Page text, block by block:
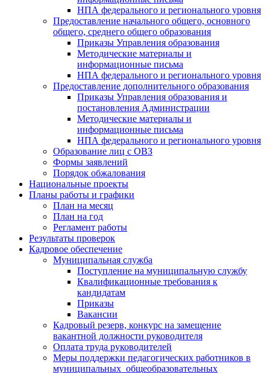
НПА федерального и регионального уровня
Предоставление начального общего, основного
общего, среднего общего образования
Приказы Управления образования
Методические материалы и
информационные письма
НПА федерального и регионального уровня
Предоставление дополнительного образования
Приказы Управления образования и
постановления Администрации
Методические материалы и
информационные письма
НПА федерального и регионального уровня
Образование лиц с ОВЗ
Формы заявлений
Порядок обжалования
Национальные проекты
Планы работы и графики
План на месяц
План на год
Регламент работы
Результаты проверок
Кадровое обеспечение
Муниципальная служба
Поступление на муниципальную службу
Квалификационные требования к
кандидатам
Приказы
Вакансии
Кадровый резерв, конкурс на замещение
вакантной должности руководителя
Оплата труда руководителей
Меры поддержки педагогических работников в
муниципальных общеобразовательных